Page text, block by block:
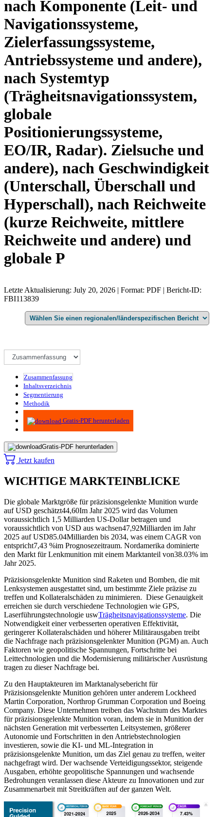
nach Komponente (Leit- und
Navigationssysteme,
Zielerfassungssysteme,
Antriebssysteme und andere),
nach Systemtyp
(Trägheitsnavigationssystem,
globale
Positionierungssysteme,
EO/IR, Radar). Zielsuche und
andere), nach Geschwindigkeit
(Unterschall, Überschall und
Hyperschall), nach Reichweite
(kurze Reichweite, mittlere
Reichweite und andere) und
globale P
Letzte Aktualisierung: July 20, 2026 | Format: PDF | Bericht-ID:
FBI113839
Zusammenfassung
Inhaltsverzeichnis
Segmentierung
Methodik
Infografiken
Gratis-PDF herunterladen
Gratis-PDF herunterladen
Jetzt kaufen
WICHTIGE MARKTEINBLICKE
Die globale Marktgröße für präzisionsgelenkte Munition wurde
auf USD geschätzt44,60Im Jahr 2025 wird das Volumen
voraussichtlich 1,5 Milliarden US-Dollar betragen und
voraussichtlich von USD aus wachsen47,92Milliarden im Jahr
2025 auf USD85.04Milliarden bis 2034, was einem CAGR von
entspricht7,43 %im Prognosezeitraum. Nordamerika dominierte
den Markt für Lenkmunition mit einem Marktanteil von38.03% im
Jahr 2025.
Präzisionsgelenkte Munition sind Raketen und Bomben, die mit
Lenksystemen ausgestattet sind, um bestimmte Ziele präzise zu
treffen und Kollateralschäden zu minimieren. Diese Genauigkeit
erreichen sie durch verschiedene Technologien wie GPS,
Laserführungstechnologie uswTrägheitsnavigationssysteme. Die
Notwendigkeit einer verbesserten operativen Effektivität,
geringerer Kollateralschäden und höherer Militärausgaben treibt
die Nachfrage nach präzisionsgelenkter Munition (PGM) an. Auch
Faktoren wie geopolitische Spannungen, Fortschritte bei
Leittechnologien und die Modernisierung militärischer Ausrüstung
tragen zu dieser Nachfrage bei.
Zu den Hauptakteuren im Marktanalysebericht für
Präzisionsgelenkte Munition gehören unter anderem Lockheed
Martin Corporation, Northrop Grumman Corporation und Boeing
Company. Diese Unternehmen treiben das Wachstum des Marktes
für präzisionsgelenkte Munition voran, indem sie in Munition der
nächsten Generation mit verbesserten Leitsystemen, größerer
Autonomie und Fortschritten in den Antriebstechnologien
investieren, sowie die KI- und ML-Integration in
präzisionsgelenkte Munition, um das Ziel genau zu treffen, weiter
nachgefragt wird. Der wachsende Verteidigungssektor, steigende
Ausgaben, erhöhte geopolitische Spannungen und wachsende
Bedrohungen veranlassen diese Akteure zu Innovationen und zur
Zusammenarbeit mit Streitkräften auf der ganzen Welt.